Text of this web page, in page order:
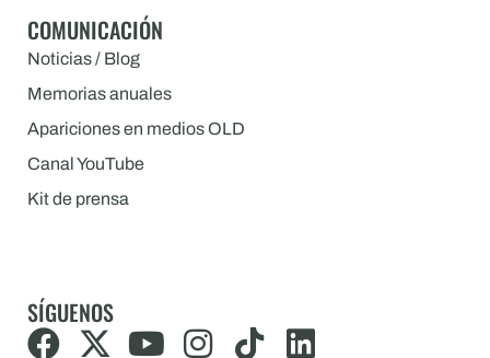
COMUNICACIÓN
Noticias / Blog
Memorias anuales
Apariciones en medios OLD
Canal YouTube
Kit de prensa
SÍGUENOS
F X Y I T L